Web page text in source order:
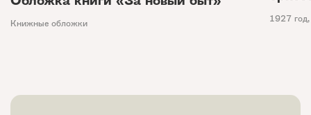
Книжные обложки 1927 год